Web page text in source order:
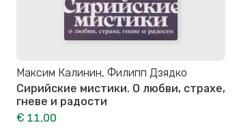
Максим Калинин, Филипп Дзядко
Сирийские мистики. О любви, страхе,
гневе и радости
€ 11,00